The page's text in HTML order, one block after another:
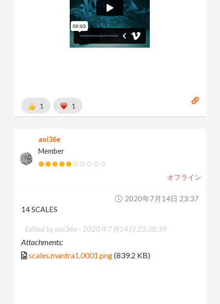
1 1
aoi36e
Member
オフライン
2020年7月14日 23:37
14 SCALES
Edited by aoi36e - 2020年7月14日 23:38:39
Attachments:
scales.mantra1.0001.png(839.2 KB)